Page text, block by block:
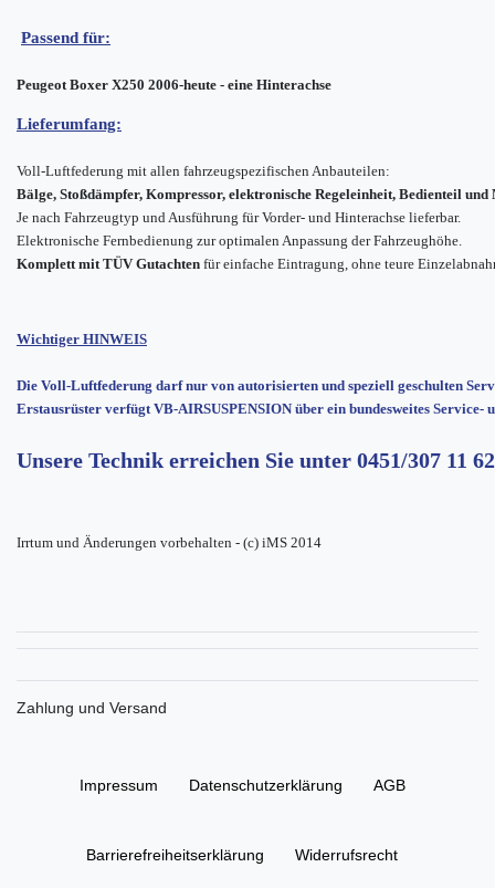
Passend für:
Peugeot Boxer X250 2006-heute - eine Hinterachse
Lieferumfang:
Voll-Luftfederung mit allen fahrzeugspezifischen Anbauteilen:
Bälge, Stoßdämpfer, Kompressor, elektronische Regeleinheit, Bedienteil und
Je nach Fahrzeugtyp und Ausführung für Vorder- und Hinterachse lieferbar.
Elektronische Fernbedienung zur optimalen Anpassung der Fahrzeughöhe.
Komplett mit TÜV Gutachten für einfache Eintragung, ohne teure
Wichtiger HINWEIS
Die Voll-Luftfederung darf nur von autorisierten und speziell geschulten
Erstausrüster verfügt VB-AIRSUSPENSION über ein bundesweites Service-
Unsere Technik erreichen Sie unter 0451/307 11 62
Irrtum und Änderungen vorbehalten - (c) iMS 2014
Zahlung und Versand
Impressum Daten­schutz­erklärung AGB
Barrierefreiheitserklärung Widerrufs­recht